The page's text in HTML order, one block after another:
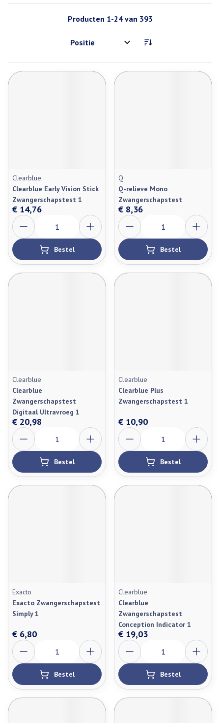
Producten 1-24van 393
Sorteer op:
Clearblue
Clearblue Early Vision Stick
Zwangerschapstest 1
€ 14,76
Aantal
Bestel
Q
Q-relieve Mono
Zwangerschapstest
€ 8,36
Aantal
Bestel
Clearblue
Clearblue
Zwangerschapstest
Digitaal Ultravroeg 1
€ 20,98
Aantal
Bestel
Clearblue
Clearblue Plus
Zwangerschapstest 1
€ 10,90
Aantal
Bestel
Exacto
Exacto Zwangerschapstest
Simply 1
€ 6,80
Aantal
Bestel
Clearblue
Clearblue
Zwangerschapstest
Conception Indicator 1
€ 19,03
Aantal
Bestel